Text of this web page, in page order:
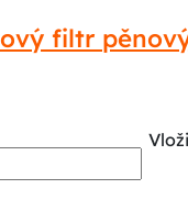
filtr